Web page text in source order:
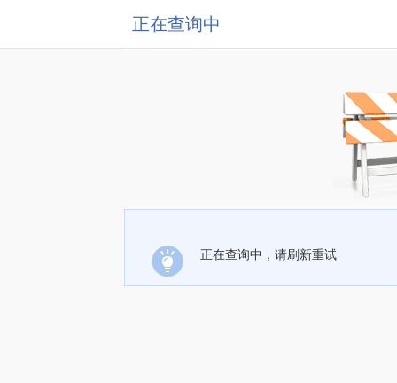
正在查询中
正在查询中，请刷新重试